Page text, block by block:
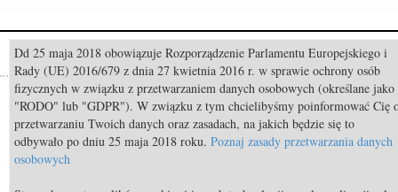
Popularne
Odszedł Monty Roberts – człowiek, który nauczył świat słuchać koni
Pride of Poland & Summer Sale 2026: Katalog oferowanych koni
Constable FRH (Contendro I x Diarado) sprzedany do USA
Dd 25 maja 2018 obowiązuje Rozporządzenie Parlamentu Europejskiego i
Rady (UE) 2016/679 z dnia 27 kwietnia 2016 r. w sprawie ochrony osób
fizycznych w związku z przetwarzaniem danych osobowych (określane jako
"RODO" lub "GDPR"). W związku z tym chcielibyśmy poinformować Cię
przetwarzaniu Twoich danych oraz zasadach, na jakich będzie się to
odbywało po dniu 25 maja 2018 roku. Poznaj zasady przetwarzania danych
osobowych